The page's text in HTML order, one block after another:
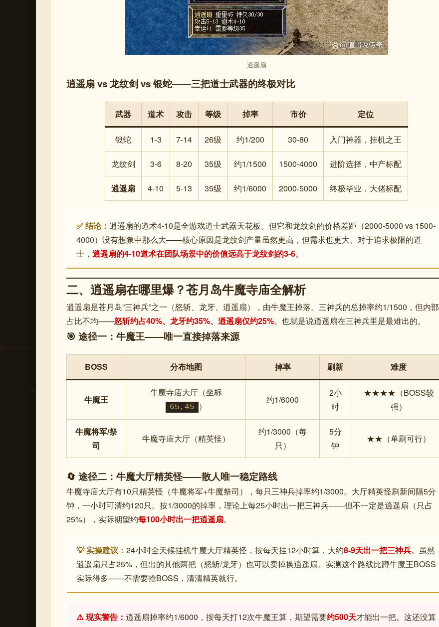
逍遥扇
逍遥扇 vs 龙纹剑 vs 银蛇——三把道士武器的终极对比
武器 道术 攻击 等级 掉率 市价 定位
银蛇 1-3 7-14 26级 约1/200 30-80 入门神器，挂机之王
龙纹剑 3-6 8-20 35级 约1/1500 1500-4000 进阶选择，中产标配
逍遥扇 4-10 5-13 35级 约1/6000 2000-5000 终极毕业，大佬标配
✅ 结论： 逍遥扇的道术4-10是全游戏道士武器天花板。但它和龙纹剑的价格差距（2000-5000 vs 1500-
4000）没有想象中那么大——核心原因是龙纹剑产量虽然更高，但需求也更大。对于追求极限的道
士， 逍遥扇的4-10道术在团队场景中的价值远高于龙纹剑的3-6。
二、逍遥扇在哪里爆？苍月岛牛魔寺庙全解析
逍遥扇是苍月岛”三神兵”之一（怒斩、龙牙、逍遥扇），由牛魔王掉落。三神兵的总掉率约1/1500，但内部
占比不均——怒斩约占40%、龙牙约35%、逍遥扇仅约25%。也就是说逍遥扇在三神兵里是最难出的。
🎯 途径一：牛魔王——唯一直接掉落来源
BOSS 分布地图 掉率 刷新 难度
牛魔王
牛魔寺庙大厅（坐标
65,45 ）
约1/6000
2小
时
★★★★（BOSS较
强）
牛魔将军/祭
司
牛魔寺庙大厅（精英怪）
约1/3000（每
只）
5分
钟
★★（单刷可行）
🔄 途径二：牛魔大厅精英怪——散人唯一稳定路线
牛魔寺庙大厅有10只精英怪（牛魔将军+牛魔祭司），每只三神兵掉率约1/3000。大厅精英怪刷新间隔5分
钟，一小时可清约120只。按1/3000的掉率，理论上每25小时出一把三神兵——但不一定是逍遥扇（只占
25%），实际期望约每100小时出一把逍遥扇。
💡 实操建议： 24小时全天候挂机牛魔大厅精英怪，按每天挂12小时算，大约8-9天出一把三神兵。虽然
逍遥扇只占25%，但出的其他两把（怒斩/龙牙）也可以卖掉换逍遥扇。实测这个路线比蹲牛魔王BOSS
实际得多——不需要抢BOSS，清清精英就行。
⚠️ 现实警告： 逍遥扇掉率约1/6000，按每天打12次牛魔王算，期望需要约500天才能出一把。这还没算